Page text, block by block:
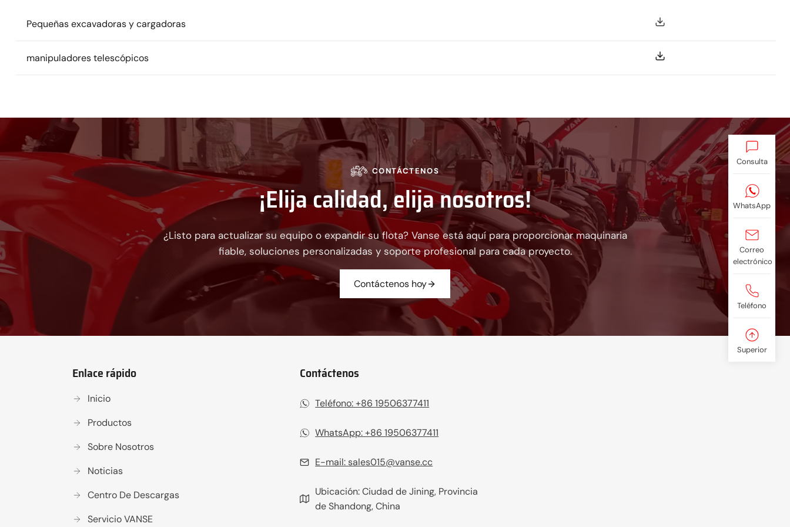
Pequeñas excavadoras y cargadoras
manipuladores telescópicos
CONTÁCTENOS
¡Elija calidad, elija nosotros!
¿Listo para actualizar su equipo o expandir su flota? Vanse está aquí para proporcionar maquinaria
fiable, soluciones personalizadas y soporte profesional para cada proyecto.
Contáctenos hoy
Enlace rápido
Inicio
Productos
Sobre Nosotros
Noticias
Centro De Descargas
Servicio VANSE
Contáctenos
Teléfono: +86 19506377411‬
WhatsApp: +86 19506377411
E-mail: sales015@vanse.cc
Ubicación: Ciudad de Jining, Provincia
de Shandong, China
Consulta
WhatsApp
Correo
electrónico
Teléfono
Superior